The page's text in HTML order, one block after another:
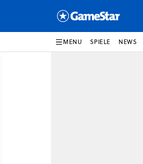
MENU SPIELE NEWS